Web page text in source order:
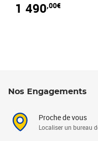
1 490,00€
Nos Engagements
Proche de vous
Localiser un bureau